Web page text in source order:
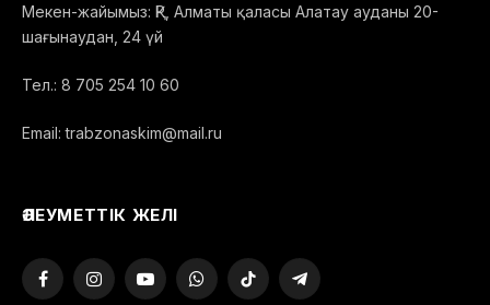
Мекен-жайымыз: ҚР, Алматы қаласы Алатау ауданы 20-
шағынаудан, 24 үй
Тел.: 8 705 254 10 60
Email: trabzonaskim@mail.ru
ӘЛЕУМЕТТІК ЖЕЛІ
FacebookInstagramYouTubeWhatsAppTikTok Telegram